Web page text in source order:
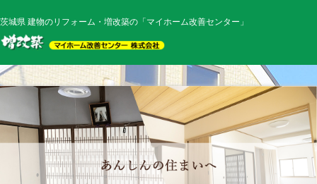
茨城県 建物のリフォーム・増改築の「マイホーム改善センター」